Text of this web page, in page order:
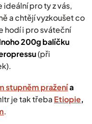
ideální pro ty z vás,
a chtějí vyzkoušet co
hodí i pro sváteční
200g balíčku
(při
stupněm praženía
je tak třeba Etiopie,
.